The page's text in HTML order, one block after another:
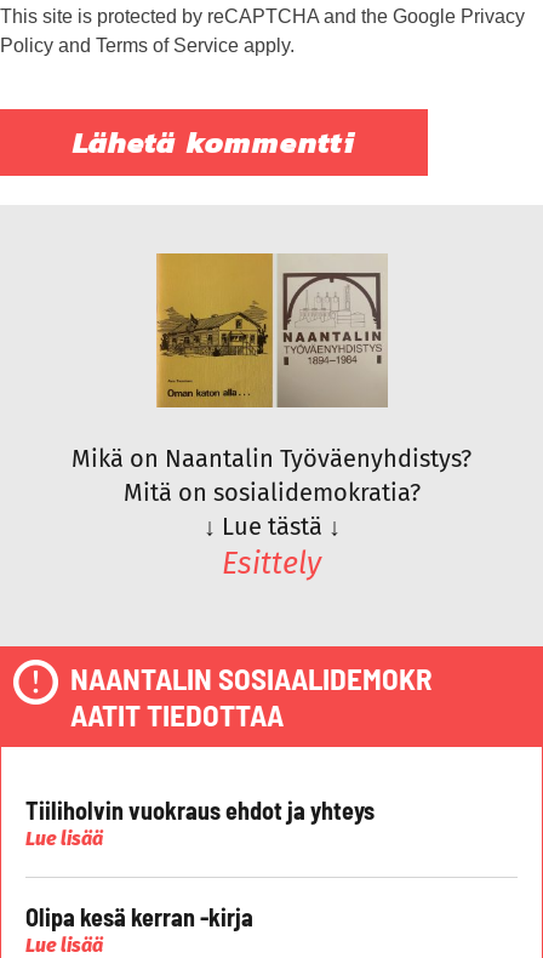
This site is protected by reCAPTCHA and the Google Privacy
Policy and Terms of Service apply.
Mikä on Naantalin Työväenyhdistys?
Mitä on sosialidemokratia?
↓ Lue tästä ↓
Esittely
NAANTALIN SOSIAALIDEMOKR
AATIT TIEDOTTAA
Tiiliholvin vuokraus ehdot ja yhteys
Lue lisää
Olipa kesä kerran -kirja
Lue lisää